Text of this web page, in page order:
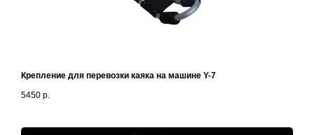
Крепление для перевозки каяка на машине Y-7
5450 р.